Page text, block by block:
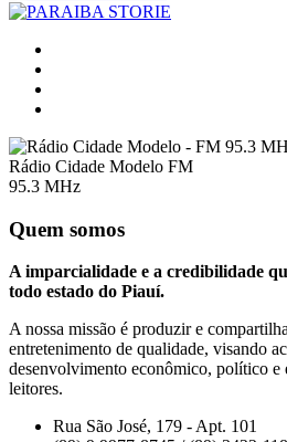
Rádio Cidade Modelo FM
95.3 MHz
Quem somos
A imparcialidade e a credibilidade
todo estado do Piauí.
A nossa missão é produzir e
entretenimento de qualidade, visando
desenvolvimento econômico, político e
leitores.
Rua São José, 179 - Apt. 101